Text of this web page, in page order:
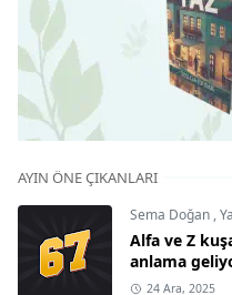
AYIN ÖNE ÇIKANLARI
Sema Doğan ,
Alfa ve Z
anlama
24 Ara, 2025